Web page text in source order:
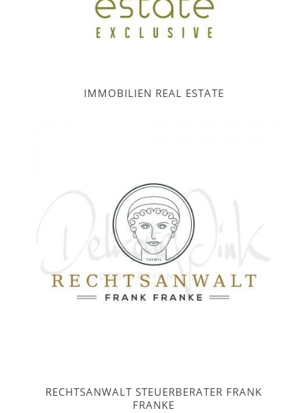
IMMOBILIEN REAL ESTATE
RECHTSANWALT STEUERBERATER FRANK
FRANKE